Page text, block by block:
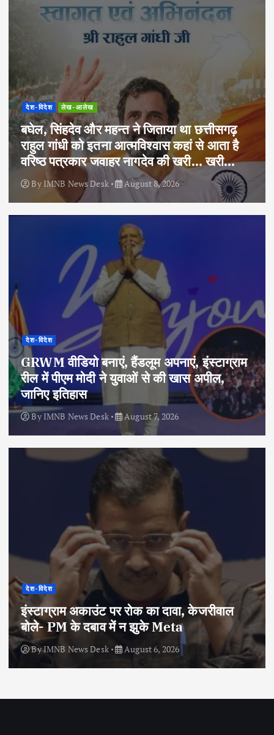
देश-विदेश लेख-आलेख
बघेल, सिंहदेव और महन्त ने जिताया था छत्तीसगढ़
राहुल गांधी को इतना आत्मविश्वास कहां से आता है
वरिष्ठ पत्रकार जवाहर नागदेव की खरी… खरी…
ByIMNB News Desk August 8, 2026
देश-विदेश
GRWM वीडियो बनाएं, हैंडलूम अपनाएं, इंस्टाग्राम
रील में पीएम मोदी ने युवाओं से की खास अपील,
जानिए इतिहास
By IMNB News Desk August 7, 2026
देश-विदेश
इंस्टाग्राम अकाउंट पर रोक का दावा, केजरीवाल
बोले- PM के दबाव में न झुके Meta
ByIMNB News Desk August 6, 2026